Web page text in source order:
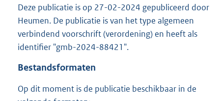
s
r
o
:
Deze publicatie is op 27-02-2024 gepubliceerd door
Heumen. De publicatie is van het type algemeen
verbindend voorschrift (verordening) en heeft als
identifier "gmb-2024-88421".
Bestandsformaten
Op dit moment is de publicatie beschikbaar in de